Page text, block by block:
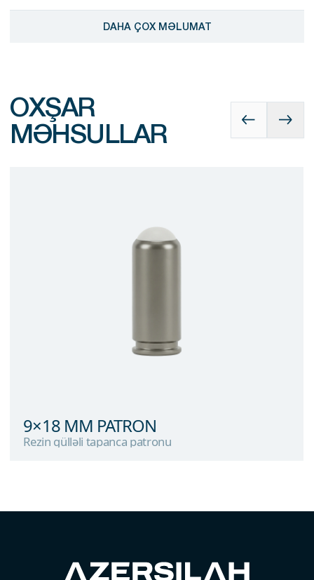
DAHA ÇOX MƏLUMAT
OXŞAR
MƏHSULLAR
9×18 MM PATRON
Rezin gülləli tapanca patronu